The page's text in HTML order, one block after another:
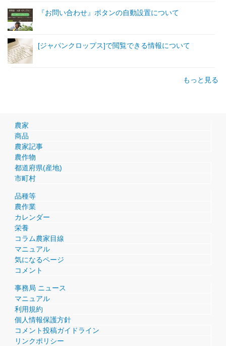
『お問い合わせ』ボタンの自動設置について
[ジャパンクロップス]で閲覧できる情報について
もっと見る
農家
商品
農家記事
農作物
都道府県(産地)
市町村
品種等
農作業
カレンダー
栄養
コラム農家目線
マニュアル
気になるページ
コメント
事務局 ニュース
マニュアル
利用規約
個人情報保護方針
コメント投稿ガイドライン
リンクポリシー